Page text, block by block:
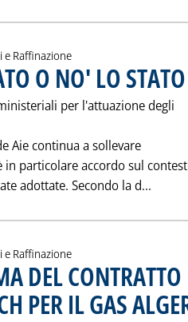
Raffinazione
O NO' LO
per l'attuazione degli
Aie continua a sollevare
in particolare accordo sul
adottate. Secondo la d...
Raffinazione
DEL CONTRATTO
PER IL GAS